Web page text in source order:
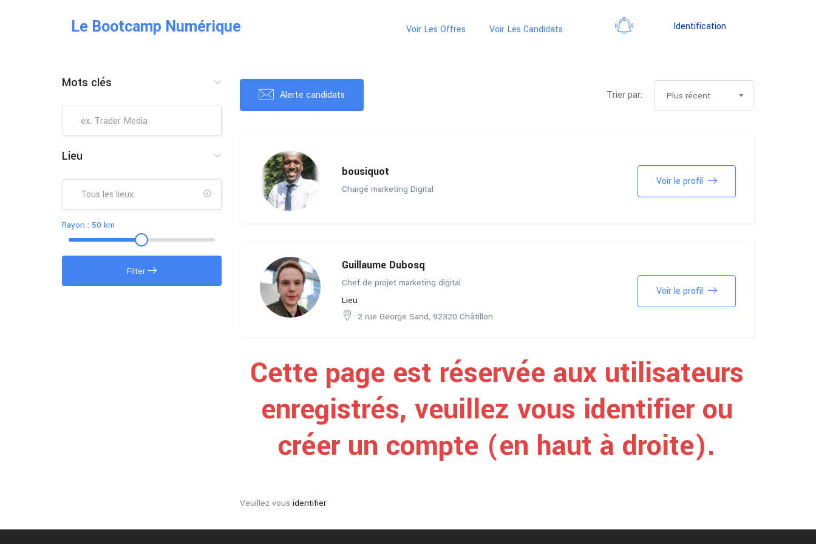
Le Bootcamp Numérique Voir Les Offres Voir Les Candidats Identification
Mots clés
Lieu
Rayon : 50 km
Filter
Alerte candidats Trier par: Plus récent
bousiquot
Chargé marketing Digital
Voir le profil
Guillaume Dubosq
Chef de projet marketing digital
Lieu
2 rue George Sand, 92320 Châtillon
Voir le profil
Cette page est réservée aux utilisateurs
enregistrés, veuillez vous identifier ou
créer un compte (en haut à droite).
Veuillez vous identifier